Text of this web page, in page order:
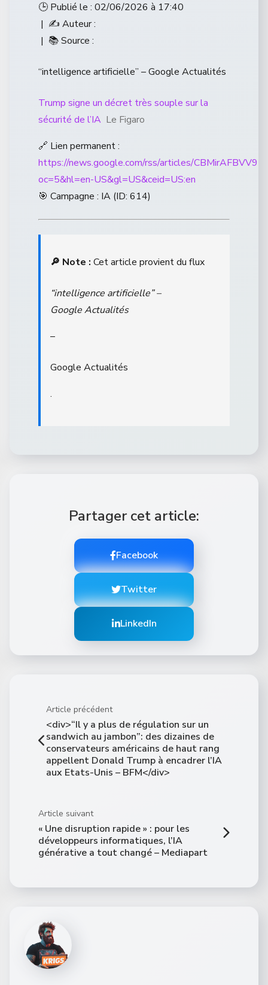
🕒 Publié le : 02/06/2026 à 17:40
| ✍️ Auteur :
| 📚 Source :
“intelligence artificielle” – Google Actualités
Trump signe un décret très souple sur la
sécurité de l’IA Le Figaro
🔗 Lien permanent :
https://news.google.com/rss/articles/
oc=5&hl=en-US&gl=US&ceid=US:en
🎯 Campagne : IA (ID: 614)
🔎 Note : Cet article provient du flux
“intelligence artificielle” –
Google Actualités
–
Google Actualités
.
Partager cet article:
Facebook
Twitter
LinkedIn
Article précédent
<div>“Il y a plus de régulation sur un
sandwich au jambon”: des dizaines de
conservateurs américains de haut rang
appellent Donald Trump à encadrer l’IA
aux Etats-Unis – BFM</div>
Article suivant
« Une disruption rapide » : pour les
développeurs informatiques, l’IA
générative a tout changé – Mediapart